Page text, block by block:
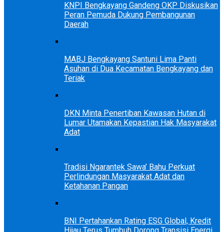
KNPI Bengkayang Gandeng OKP Diskusikan
Peran Pemuda Dukung Pembangunan
Daerah
MABJ Bengkayang Santuni Lima Panti
Asuhan di Dua Kecamatan Bengkayang dan
Teriak
DKN Minta Penertiban Kawasan Hutan di
Lumar Utamakan Kepastian Hak Masyarakat
Adat
Tradisi Ngarantek Sawa’ Bahu Perkuat
Perlindungan Masyarakat Adat dan
Ketahanan Pangan
BNI Pertahankan Rating ESG Global, Kredit